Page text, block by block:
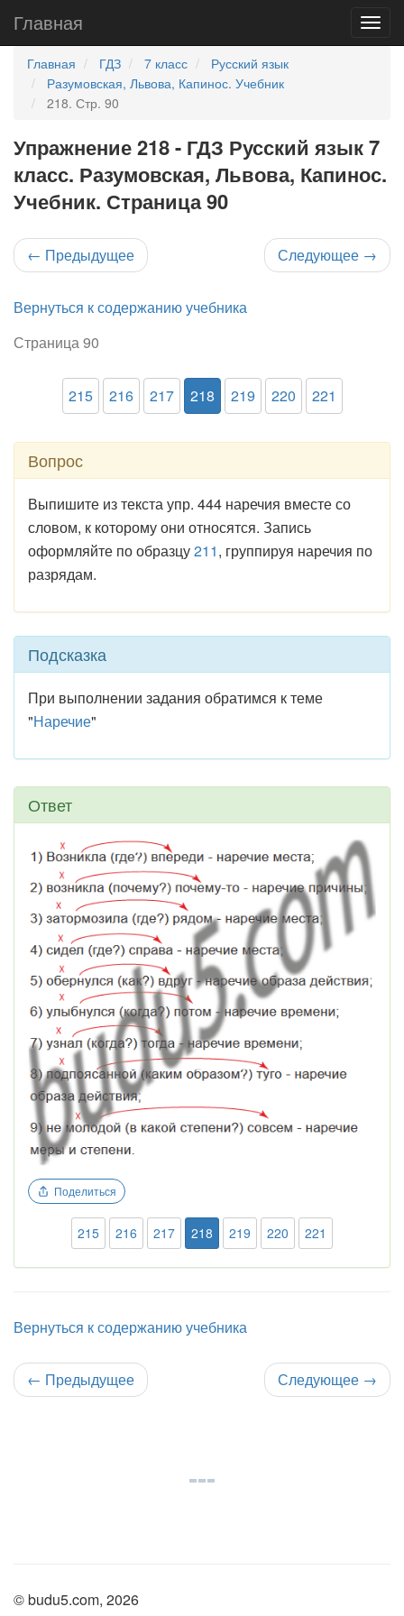
Главная
Главная ГДЗ 7 класс
Русский язык
Разумовская, Львова, Капинос. Учебник
218. Стр. 90
Упражнение 218 - ГДЗ Русский язык 7
класс. Разумовская, Львова, Капинос.
Учебник. Страница 90
← Предыдущее Следующее →
Вернуться к содержанию учебника
Страница 90
215 216 217 218 219 220 221
Вопрос
Выпишите из текста упр. 444 наречия вместе со
словом, к которому они относятся. Запись
оформляйте по образцу211, группируя наречия по
разрядам.
Подсказка
При выполнении задания обратимся к теме
"Наречие"
Ответ
Поделиться
215 216 217 218 219 220 221
Вернуться к содержанию учебника
← Предыдущее Следующее →
© budu5.com, 2026